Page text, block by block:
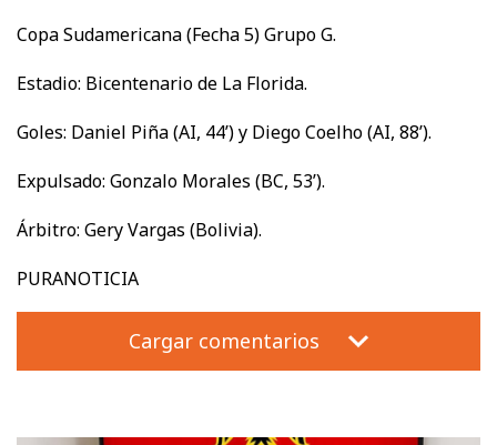
Copa Sudamericana (Fecha 5) Grupo G.
Estadio: Bicentenario de La Florida.
Goles: Daniel Piña (AI, 44’) y Diego Coelho (AI, 88’).
Expulsado: Gonzalo Morales (BC, 53’).
Árbitro: Gery Vargas (Bolivia).
PURANOTICIA
Cargar comentarios